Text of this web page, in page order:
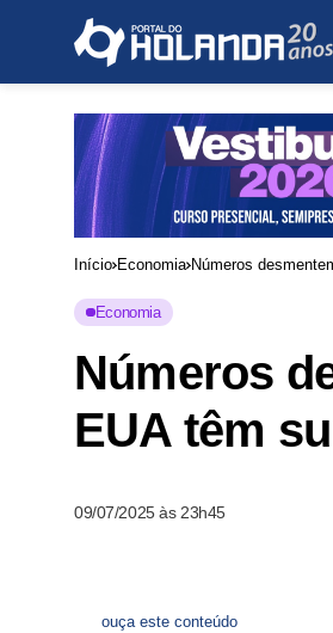
Início Economia Números
Economia
Números
EUA têm
09/07/2025 às 23h45
ouça este conteúdo